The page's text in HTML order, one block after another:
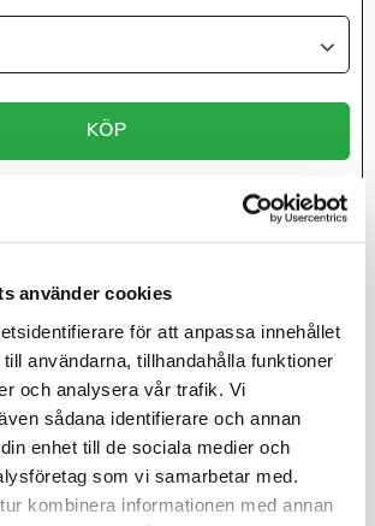
använder cookies
för att anpassa innehållet
användarna, tillhandahålla funktioner
och analysera vår trafik. Vi
sådana identifierare och annan
enhet till de sociala medier och
som vi samarbetar med.
kombinera informationen med annan
KÖP
Beställningsvara
KH1782_128
klassiskt som praktiskt plagg för
supportrar) som vill bära sitt klubbmärke i
bröst
152, 164